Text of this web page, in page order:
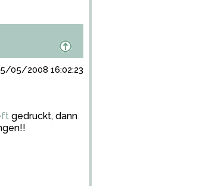
05/2008 16:02:23
gedruckt, dann